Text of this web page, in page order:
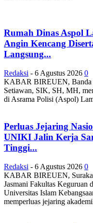
Rumah Dinas Aspol
Angin Kencang
Langsung...
Redaksi - 6 Agustus 2026 0
KABAR BIREUEN, Banda
Setiawan, SIK, SH, MH,
di Asrama Polisi (Aspol)
Perluas Jejaring
UNIKI Jalin Kerja
Tinggi...
Redaksi - 6 Agustus 2026 0
KABAR BIREUEN,
Jasmani Fakultas
Universitas Islam
memperluas jejaring